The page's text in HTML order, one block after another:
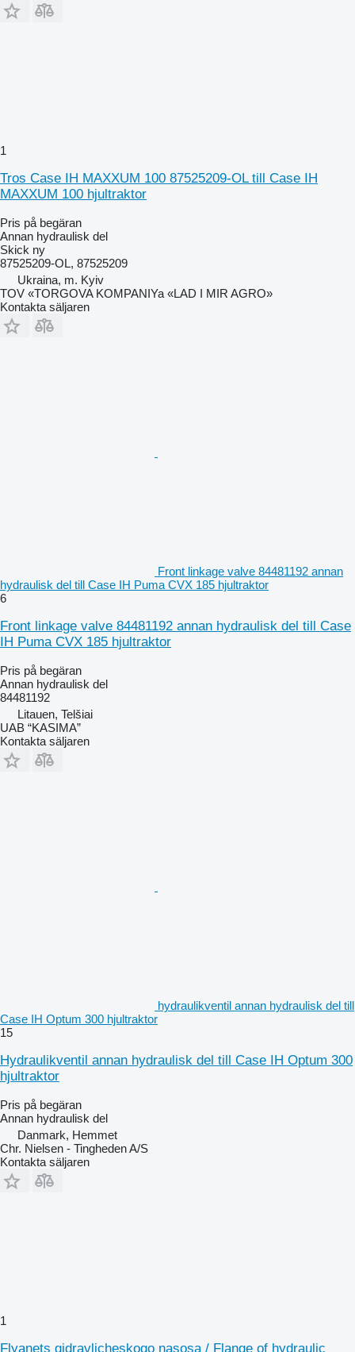
1
Tros Case IH MAXXUM 100 87525209-OL till Case IH
MAXXUM 100 hjultraktor
Pris på begäran
Annan hydraulisk del
Skick ny
87525209-OL, 87525209
Ukraina, m. Kyiv
TOV «TORGOVA KOMPANIYa «LAD I MIR AGRO»
Kontakta säljaren
Front linkage valve 84481192 annan
hydraulisk del till Case IH Puma CVX 185 hjultraktor
6
Front linkage valve 84481192 annan hydraulisk del till Case
IH Puma CVX 185 hjultraktor
Pris på begäran
Annan hydraulisk del
84481192
Litauen, Telšiai
UAB “KASIMA”
Kontakta säljaren
hydraulikventil annan hydraulisk del till
Case IH Optum 300 hjultraktor
15
Hydraulikventil annan hydraulisk del till Case IH Optum 300
hjultraktor
Pris på begäran
Annan hydraulisk del
Danmark, Hemmet
Chr. Nielsen - Tingheden A/S
Kontakta säljaren
1
Flyanets gidravlicheskogo nasosa / Flange of hydraulic